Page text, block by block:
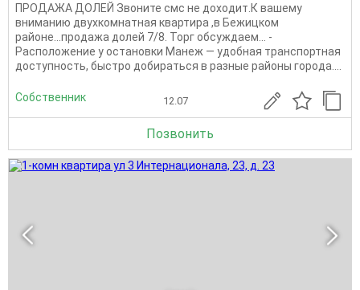
ПРОДАЖА ДОЛЕЙ Звоните смс не доходит.К вашему
вниманию двухкомнатная квартира ,в Бежицком
районе...продажа долей 7/8. Торг обсуждаем... -
Расположение у остановки Манеж — удобная транспортная
доступность, быстро добираться в разные районы города....
Собственник 12.07
Позвонить